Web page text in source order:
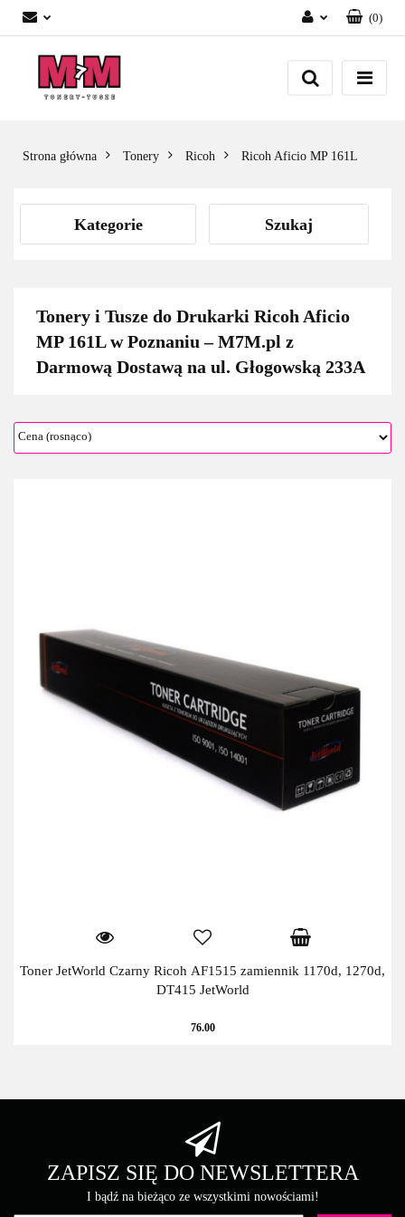
Zaloguj się
Załóż konto
(0)
Strona główna Tonery Ricoh Ricoh Aficio MP 161L
Kategorie Szukaj
Tonery i Tusze do Drukarki Ricoh Aficio
MP 161L w Poznaniu – M7M.pl z
Darmową Dostawą na ul. Głogowską 233A
Toner JetWorld Czarny Ricoh AF1515 zamiennik 1170d, 1270d,
DT415 JetWorld
76.00
ZAPISZ SIĘ DO NEWSLETTERA
I bądź na bieżąco ze wszystkimi nowościami!